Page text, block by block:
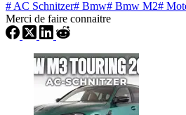
# AC Schnitzer# Bmw# Bmw M2#
Merci de faire connaitre